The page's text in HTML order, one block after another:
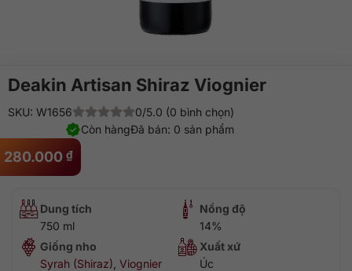
Deakin Artisan Shiraz Viognier
280.000 ₫
SKU: W1656
0/5.0 (0 bình chọn)
Đã bán: 0 sản phẩm
Còn hàng
Dung tích
750 ml
Nồng độ
14%
Giống nho
Syrah (Shiraz) Viognier
Xuất xứ
Úc